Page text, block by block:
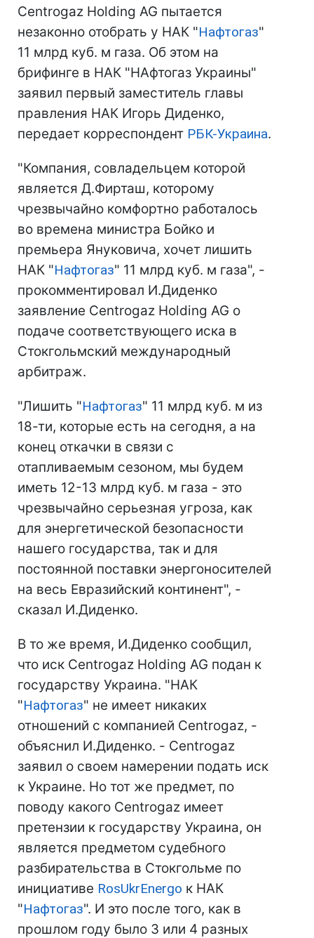
Centrogaz Holding AG пытается
незаконно отобрать у НАК "Нафтогаз"
11 млрд куб. м газа. Об этом на
брифинге в НАК "НАфтогаз Украины"
заявил первый заместитель главы
правления НАК Игорь Диденко,
передает корреспондент РБК-Украина.
"Компания, совладельцем которой
является Д.Фирташ, которому
чрезвычайно комфортно работалось
во времена министра Бойко и
премьера Януковича, хочет лишить
НАК "Нафтогаз" 11 млрд куб. м газа", -
прокомментировал И.Диденко
заявление Centrogaz Holding AG о
подаче соответствующего иска в
Стокгольмский международный
арбитраж.
"Лишить "Нафтогаз" 11 млрд куб. м из
18-ти, которые есть на сегодня, а на
конец откачки в связи с
отапливаемым сезоном, мы будем
иметь 12-13 млрд куб. м газа - это
чрезвычайно серьезная угроза, как
для энергетической безопасности
нашего государства, так и для
постоянной поставки энергоносителей
на весь Евразийский континент", -
сказал И.Диденко.
В то же время, И.Диденко сообщил,
что иск Centrogaz Holding AG подан к
государству Украина. "НАК
"Нафтогаз" не имеет никаких
отношений с компанией Сеntrogaz, -
объяснил И.Диденко. - Centrogaz
заявил о своем намерении подать иск
к Украине. Но тот же предмет, по
поводу какого Сеntrogaz имеет
претензии к государству Украина, он
является предметом судебного
разбирательства в Стокгольме по
инициативе RosUkrEnergo к НАК
"Нафтогаз". И это после того, как в
прошлом году было 3 или 4 разных